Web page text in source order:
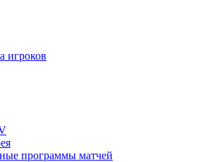
игроков
программы матчей